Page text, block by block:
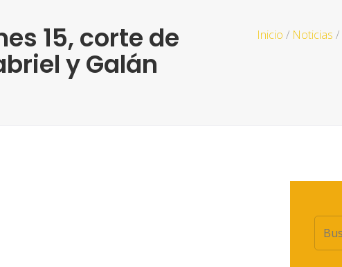
15, corte de
y Galán
Inicio / Noticias /